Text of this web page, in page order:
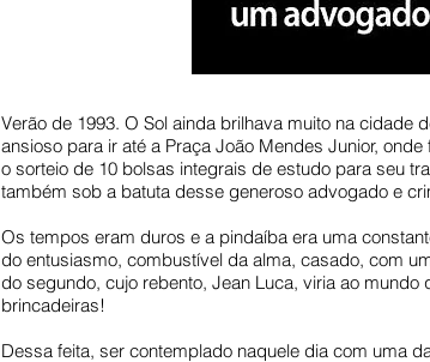
Verão de 1993. O Sol ainda brilhava muito na cidade
ansioso para ir até a Praça João Mendes Junior,
o sorteio de 10 bolsas integrais de estudo para seu
também sob a batuta desse generoso advogado e
Os tempos eram duros e a pindaíba era uma
do entusiasmo, combustível da alma, casado, com
do segundo, cujo rebento, Jean Luca, viria ao
brincadeiras!
Dessa feita, ser contemplado naquele dia com uma